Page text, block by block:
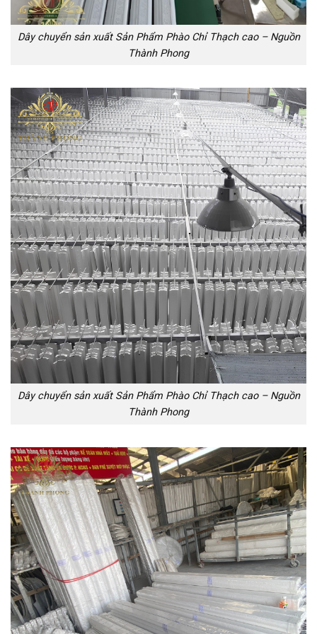
Dây chuyển sản xuất Sản Phẩm Phào Chỉ Thạch cao – Nguồn
Thành Phong
Dây chuyển sản xuất Sản Phẩm Phào Chỉ Thạch cao – Nguồn
Thành Phong